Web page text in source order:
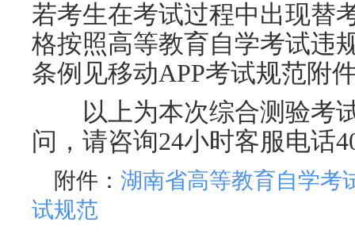
若考生在考试过程中出现替
格按照高等教育自学考试违
条例见移动APP考试规范附
以上为本次综合测验考
问，请咨询24小时客服电话
附件： 湖南省高等教育自学考
试规范